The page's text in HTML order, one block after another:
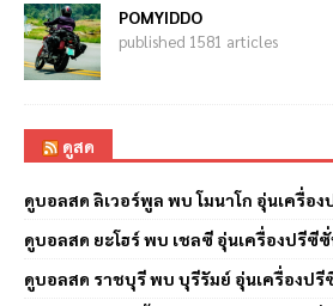
POMYIDDO
published 1581 articles
ดูสด
ดูบอลสด ลิเวอร์พูล พบ โมนาโก อุ่นเครื่อ
ดูบอลสด ยะโฮร์ พบ เชลซี อุ่นเครื่องปรีซีซั่
ดูบอลสด ราชบุรี พบ บุรีรัมย์ อุ่นเครื่องปรี